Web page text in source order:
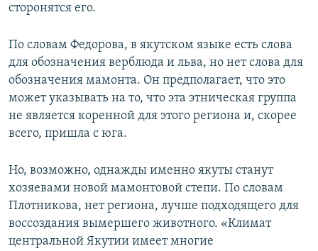
сторонятся его.
По словам Федорова, в якутском языке есть слова
для обозначения верблюда и льва, но нет слова для
обозначения мамонта. Он предполагает, что это
может указывать на то, что эта этническая группа
не является коренной для этого региона и, скорее
всего, пришла с юга.
Но, возможно, однажды именно якуты станут
хозяевами новой мамонтовой степи. По словам
Плотникова, нет региона, лучше подходящего для
воссоздания вымершего животного. «Климат
центральной Якутии имеет многие